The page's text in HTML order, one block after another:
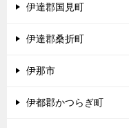
伊達郡国見町
伊達郡桑折町
伊那市
伊都郡かつらぎ町